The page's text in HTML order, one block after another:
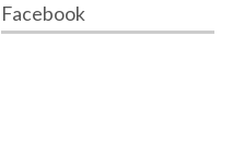
Facebook